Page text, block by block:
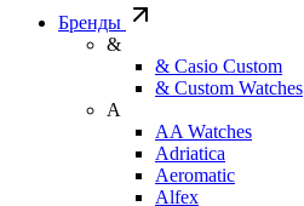
Бренды
&
& Casio Custom
& Custom Watches
A
AA Watches
Adriatica
Aeromatic
Alfex